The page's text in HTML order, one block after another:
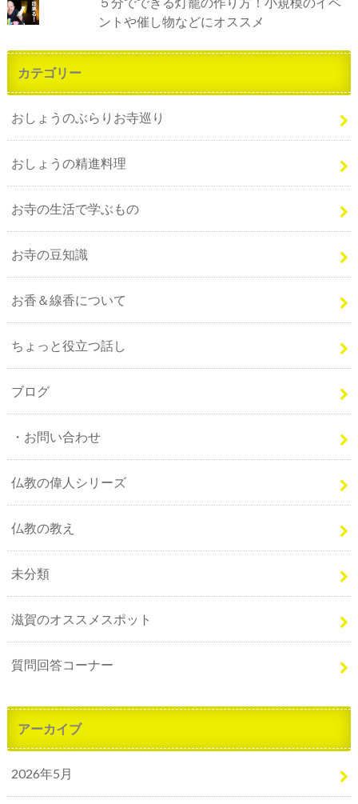
ントや催し物などにオススメ
カテゴリー
おしょうのぶらりお寺巡り
おしょうの精進料理
お寺の生活で学ぶもの
お寺の豆知識
お香＆線香について
ちょっと役立つ話し
ブログ
・お問い合わせ
仏教の偉人シリーズ
仏教の教え
未分類
滋賀のオススメスポット
質問回答コーナー
アーカイブ
2026年5月